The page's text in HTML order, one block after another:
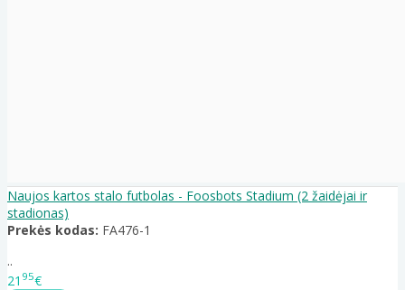
Naujos kartos stalo futbolas - Foosbots Stadium (2 žaidėjai ir
stadionas)
Prekės kodas: FA476-1
..
21 95€